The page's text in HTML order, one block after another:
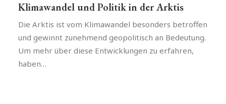
Klimawandel und Politik in der Arktis
Die Arktis ist vom Klimawandel besonders betroffen
und gewinnt zunehmend geopolitisch an Bedeutung.
Um mehr über diese Entwicklungen zu erfahren,
haben…